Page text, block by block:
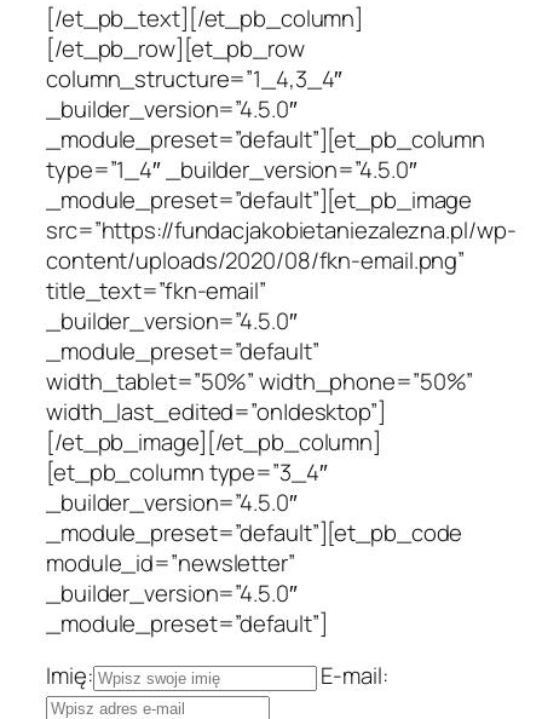
[/et_pb_text][/et_pb_column]
[/et_pb_row][et_pb_row
column_structure=”1_4,3_4″
_builder_version=”4.5.0″
_module_preset=”default”][et_pb_column
type=”1_4″ _builder_version=”4.5.0″
_module_preset=”default”][et_pb_image
src=”https://fundacjakobietaniezalezna.pl/wp-
content/uploads/2020/08/fkn-email.png”
title_text=”fkn-email”
_builder_version=”4.5.0″
_module_preset=”default”
width_tablet=”50%” width_phone=”50%”
width_last_edited=”on|desktop”]
[/et_pb_image][/et_pb_column]
[et_pb_column type=”3_4″
_builder_version=”4.5.0″
_module_preset=”default”][et_pb_code
module_id=”newsletter”
_builder_version=”4.5.0″
_module_preset=”default”]
Imię:
E-mail: